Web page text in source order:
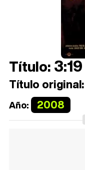
Título:3:19
Título original:
Año: 2008